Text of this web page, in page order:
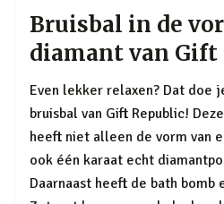
Bruisbal in de
diamant van Gift
Even lekker relaxen? Dat doe
bruisbal van Gift Republic!
heeft niet alleen de vorm van
ook één karaat echt
Daarnaast heeft de bath bomb